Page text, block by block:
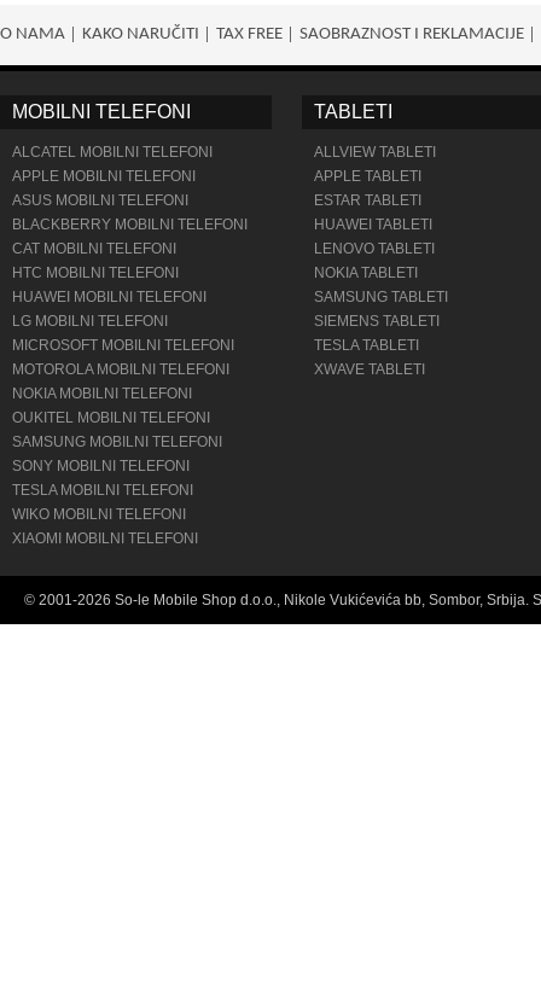
O NAMA KAKO NARUČITI TAX FREE SAOBRAZNOST I REKLAMACIJE
MOBILNI TELEFONI
ALCATEL MOBILNI TELEFONI
APPLE MOBILNI TELEFONI
ASUS MOBILNI TELEFONI
BLACKBERRY MOBILNI TELEFONI
CAT MOBILNI TELEFONI
HTC MOBILNI TELEFONI
HUAWEI MOBILNI TELEFONI
LG MOBILNI TELEFONI
MICROSOFT MOBILNI TELEFONI
MOTOROLA MOBILNI TELEFONI
NOKIA MOBILNI TELEFONI
OUKITEL MOBILNI TELEFONI
SAMSUNG MOBILNI TELEFONI
SONY MOBILNI TELEFONI
TESLA MOBILNI TELEFONI
WIKO MOBILNI TELEFONI
XIAOMI MOBILNI TELEFONI
TABLETI
ALLVIEW TABLETI
APPLE TABLETI
ESTAR TABLETI
HUAWEI TABLETI
LENOVO TABLETI
NOKIA TABLETI
SAMSUNG TABLETI
SIEMENS TABLETI
TESLA TABLETI
XWAVE TABLETI
© 2001-2026 So-le Mobile Shop d.o.o., Nikole Vukićevića bb, Sombor, Srbija.